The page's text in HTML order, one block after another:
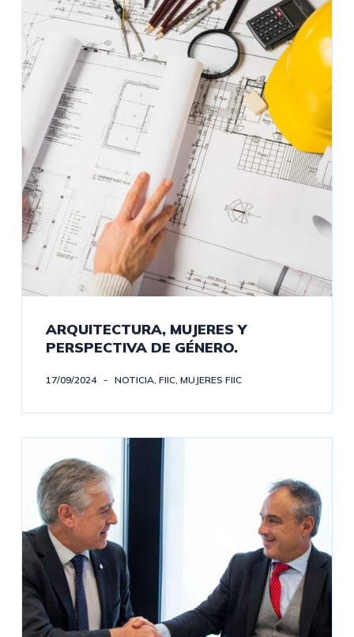
ARQUITECTURA, MUJERES Y
PERSPECTIVA DE GÉNERO.
17/09/2024 NOTICIA, FIIC, MUJERES FIIC